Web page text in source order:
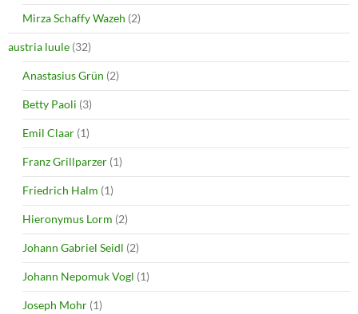
w
i
n
d
o
)
w
w
i
n
d
w
)
Mirza Schaffy Wazeh (2)
austria luule (32)
Anastasius Grün (2)
Betty Paoli (3)
Emil Claar (1)
Franz Grillparzer (1)
Friedrich Halm (1)
Hieronymus Lorm (2)
Johann Gabriel Seidl (2)
Johann Nepomuk Vogl (1)
Joseph Mohr (1)